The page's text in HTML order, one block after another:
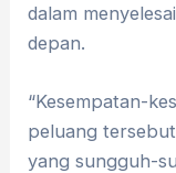
dalam
depan.
“Kesempatan-
peluang
yang sungguh-